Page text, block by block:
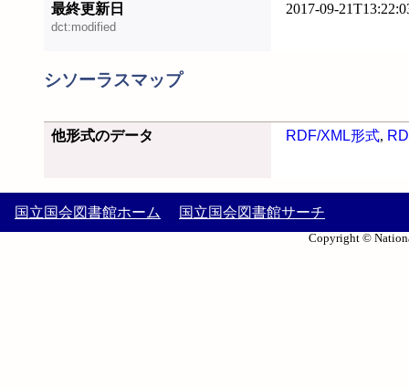
最終更新日
dct:modified
2017-09-
シソーラスマップ
他形式のデータ RDF/XML形式,
国立国会図書館ホーム 国立国会図書館サーチ
Copyright ©